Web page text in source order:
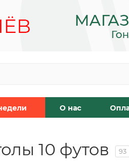
О нас
10 футов 93